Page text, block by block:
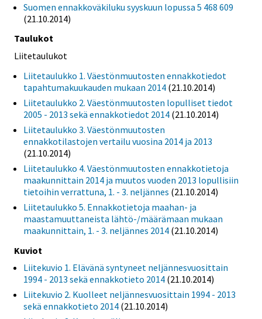
Suomen ennakkoväkiluku syyskuun lopussa 5 468 609
(21.10.2014)
Taulukot
Liitetaulukot
Liitetaulukko 1. Väestönmuutosten ennakkotiedot
tapahtumakuukauden mukaan 2014 (21.10.2014)
Liitetaulukko 2. Väestönmuutosten lopulliset tiedot
2005 - 2013 sekä ennakkotiedot 2014 (21.10.2014)
Liitetaulukko 3. Väestönmuutosten
ennakkotilastojen vertailu vuosina 2014 ja 2013
(21.10.2014)
Liitetaulukko 4. Väestönmuutosten ennakkotietoja
maakunnittain 2014 ja muutos vuoden 2013 lopullisiin
tietoihin verrattuna, 1. - 3. neljännes (21.10.2014)
Liitetaulukko 5. Ennakkotietoja maahan- ja
maastamuuttaneista lähtö-/määrämaan mukaan
maakunnittain, 1. - 3. neljännes 2014 (21.10.2014)
Kuviot
Liitekuvio 1. Elävänä syntyneet neljännesvuosittain
1994 - 2013 sekä ennakkotieto 2014 (21.10.2014)
Liitekuvio 2. Kuolleet neljännesvuosittain 1994 - 2013
sekä ennakkotieto 2014 (21.10.2014)